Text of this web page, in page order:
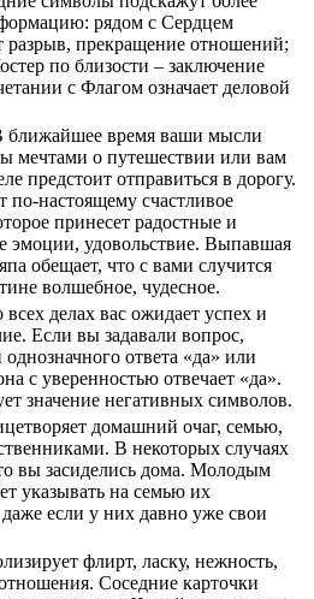
рядом с Сердцем
разрыв, прекращение отношений;
по близости – заключение
с Флагом означает деловой
ближайшее время ваши мысли
мечтами о путешествии или вам
предстоит отправиться в дорогу.
по-настоящему счастливое
принесет радостные и
эмоции, удовольствие. Выпавшая
обещает, что с вами случится
волшебное, чудесное.
всех делах вас ожидает успех и
Если вы задавали вопрос,
ответа «да» или
с уверенностью отвечает «да».
значение негативных символов.
домашний очаг, семью,
В некоторых случаях
вы засиделись дома. Молодым
указывать на семью их
если у них давно уже свои
флирт, ласку, нежность,
Соседние карточки